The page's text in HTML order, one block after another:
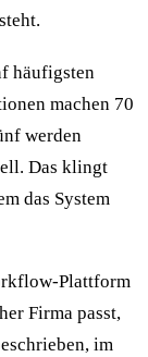
häufigsten
machen 70
werden
Das klingt
das System
Plattform
Firma passt,
im